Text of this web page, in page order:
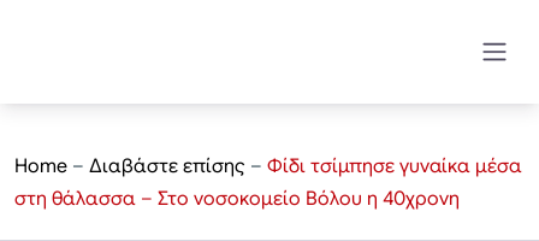
Home – Διαβάστε επίσης – Φίδι τσίμπησε γυναίκα μέσα
στη θάλασσα – Στο νοσοκομείο Βόλου η 40χρονη